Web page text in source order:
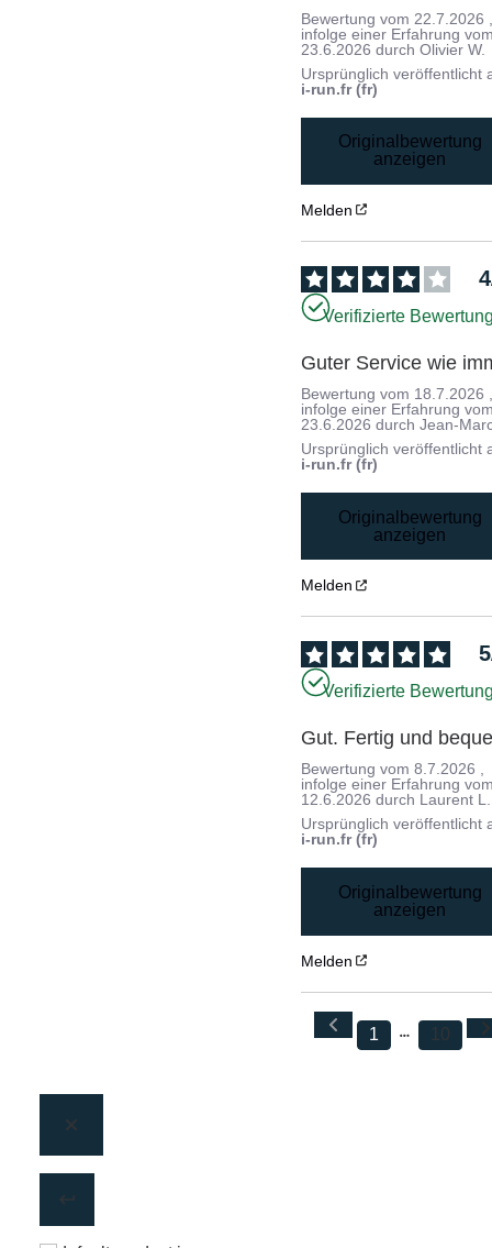
Bewertung vom 22.7.2026
infolge einer Erfahrung
23.6.2026 durchOlivier W.
Ursprünglich veröffentlicht
i-run.fr (fr)
Originalbewertung
anzeigen
Melden
4
Verifizierte
Guter Service wie
Bewertung vom 18.7.2026
infolge einer Erfahrung
23.6.2026 durchJean-
Ursprünglich veröffentlicht
i-run.fr (fr)
Originalbewertung
anzeigen
Melden
5
Verifizierte
Gut. Fertig und
Bewertung vom8.7.2026 ,
infolge einer Erfahrung
12.6.2026 durch Laurent L.
Ursprünglich veröffentlicht
i-run.fr (fr)
Originalbewertung
anzeigen
Melden
1 10